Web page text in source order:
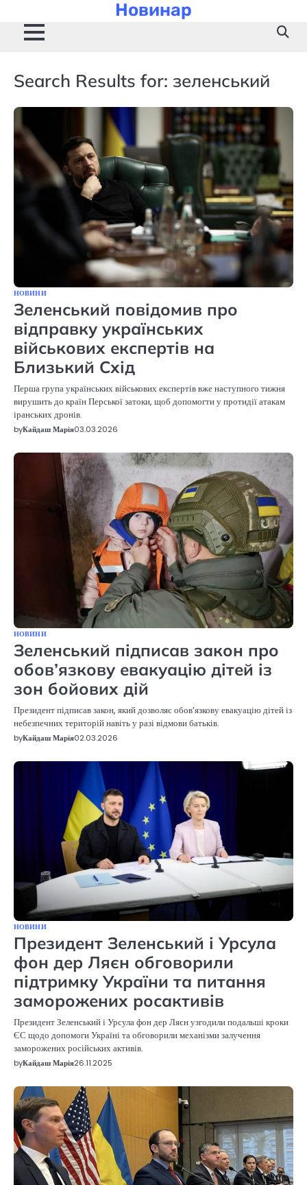
content
Новинар
Search Results for: зеленський
НОВИНИ
Зеленський повідомив про
відправку українських
військових експертів на
Близький Схід
Перша група українських військових експертів вже наступного тижня
вирушить до країн Перської затоки, щоб допомогти у протидії атакам
іранських дронів.
byКайдаш Марія03.03.2026
НОВИНИ
Зеленський підписав закон про
обов’язкову евакуацію дітей із
зон бойових дій
Президент підписав закон, який дозволяє обов’язкову евакуацію дітей із
небезпечних територій навіть у разі відмови батьків.
byКайдаш Марія02.03.2026
НОВИНИ
Президент Зеленський і Урсула
фон дер Ляєн обговорили
підтримку України та питання
заморожених росактивів
Президент Зеленський і Урсула фон дер Ляєн узгодили подальші кроки
ЄС щодо допомоги Україні та обговорили механізми залучення
заморожених російських активів.
byКайдаш Марія26.11.2025